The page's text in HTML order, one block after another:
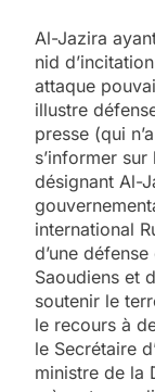
Al-Jazira
nid
attaque
illustre
presse (qui
s’informer
désignant Al-
international
d’une
Saoudiens et
soutenir le
le recours à
le Secrétaire
ministre de la